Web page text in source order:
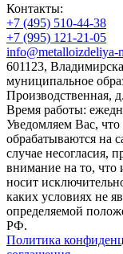
Контакты:
+7 (495) 510-44-38
+7 (995) 121-21-05
info@metalloizdeliya-
601123,
муниципальное
Производственная,
Время работы:
Уведомляем Вас,
обрабатываются на
случае несогласия,
внимание на то, что
носит
каких условиях не
определяемой
РФ.
Политика